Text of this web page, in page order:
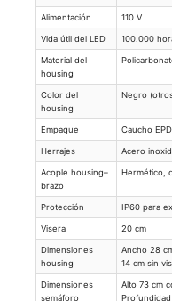
Alimentación 110 V
Vida útil del LED 100.000
Material del
housing
Color del
housing
Negro
Empaque Caucho
Herrajes Acero
Acople housing–
brazo
Hermético,
Protección IP60 para
Visera 20 cm
Dimensiones
housing
Ancho 28
14 cm sin
Dimensiones
semáforo
Alto 73 cm